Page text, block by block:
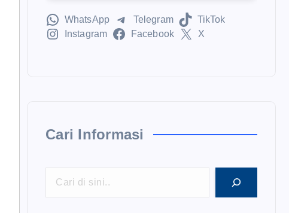
WhatsApp Telegram
TikTok
Instagram
Facebook X
Cari Informasi